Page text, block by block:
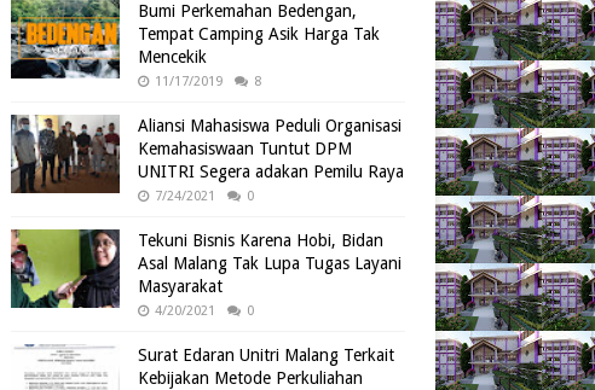
Bumi Perkemahan Bedengan,
Tempat Camping Asik Harga Tak
Mencekik
11/17/2019 8
Aliansi Mahasiswa Peduli Organisasi
Kemahasiswaan Tuntut DPM
UNITRI Segera adakan Pemilu Raya
7/24/2021 0
Tekuni Bisnis Karena Hobi, Bidan
Asal Malang Tak Lupa Tugas Layani
Masyarakat
4/20/2021 0
Surat Edaran Unitri Malang Terkait
Kebijakan Metode Perkuliahan